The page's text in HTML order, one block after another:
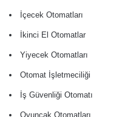
İçecek Otomatları
İkinci El Otomatlar
Yiyecek Otomatları
Otomat İşletmeciliği
İş Güvenliği Otomatı
Oyuncak Otomatları